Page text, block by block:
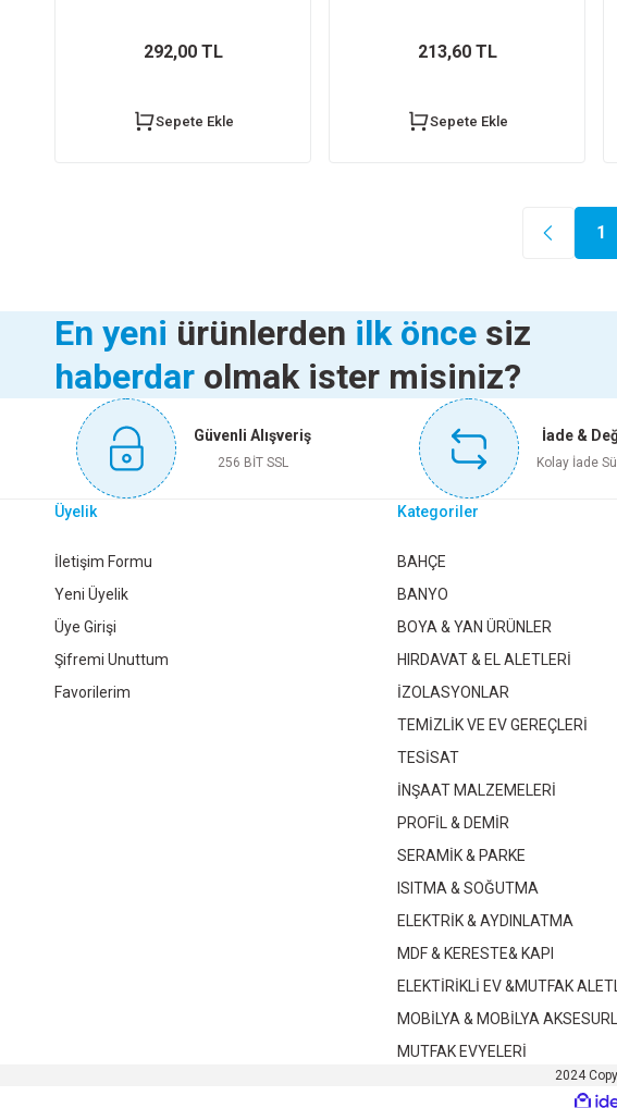
292,00 TL
Sepete Ekle
213,60 TL
Sepete Ekle
1
En yeni ürünlerden ilk önce siz
haberdar olmak ister misiniz?
Güvenli Alışveriş
256 BİT SSL
İade &
Kolay İade
Üyelik
İletişim Formu
Yeni Üyelik
Üye Girişi
Şifremi Unuttum
Favorilerim
Kategoriler
BAHÇE
BANYO
BOYA & YAN ÜRÜNLER
HIRDAVAT & EL ALETLERİ
İZOLASYONLAR
TEMİZLİK VE EV GEREÇLERİ
TESİSAT
İNŞAAT MALZEMELERİ
PROFİL & DEMİR
SERAMİK & PARKE
ISITMA & SOĞUTMA
ELEKTRİK & AYDINLATMA
MDF & KERESTE& KAPI
ELEKTİRİKLİ EV &MUTFAK
MOBİLYA & MOBİLYA
MUTFAK EVYELERİ
2024